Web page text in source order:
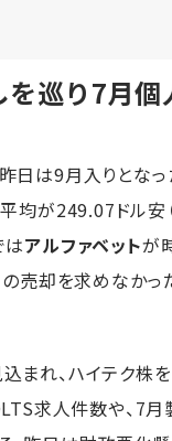
巡り7月
は9月入りとなっ
均が249.07ドル
はアルファベットが
の売却を求めなかっ
まれ、ハイテク株
求人件数や、7